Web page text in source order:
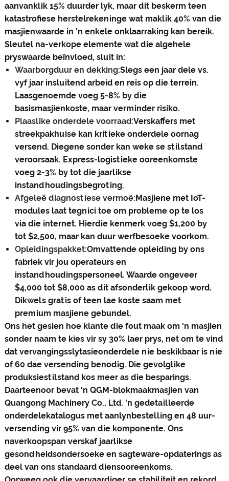
aanvanklik 15% duurder lyk, maar dit beskerm teen
katastrofiese herstelrekeninge wat maklik 40% van die
masjienwaarde in 'n enkele onklaarraking kan bereik.
Sleutel na-verkope elemente wat die algehele
pryswaarde beïnvloed, sluit in:
Waarborgduur en dekking:Slegs een jaar dele vs.
vyf jaar insluitend arbeid en reis op die terrein.
Laasgenoemde voeg 5-8% by die
basismasjienkoste, maar verminder risiko.
Plaaslike onderdele voorraad:Verskaffers met
streekpakhuise kan kritieke onderdele oornag
versend. Diegene sonder kan weke se stilstand
veroorsaak. Express-logistieke ooreenkomste
voeg 2-3% by tot die jaarlikse
instandhoudingsbegroting.
Afgeleë diagnostiese vermoë:Masjiene met IoT-
modules laat tegnici toe om probleme op te los
via die internet. Hierdie kenmerk voeg $1,200 by
tot $2,500, maar kan duur werfbesoeke voorkom.
Opleidingspakket:Omvattende opleiding by ons
fabriek vir jou operateurs en
instandhoudingspersoneel. Waarde ongeveer
$4,000 tot $8,000 as dit afsonderlik gekoop word.
Dikwels gratis of teen lae koste saam met
premium masjiene gebundel.
Ons het gesien hoe klante die fout maak om 'n masjien
sonder naam te kies vir sy 30% laer prys, net om te vind
dat vervangingsslytasieonderdele nie beskikbaar is nie
of 60 dae versending benodig. Die gevolglike
produksiestilstand kos meer as die besparings.
Daarteenoor bevat 'n QGM-blokmaakmasjien van
Quangong Machinery Co., Ltd. 'n gedetailleerde
onderdelekatalogus met aanlynbestelling en 48 uur-
versending vir 95% van die komponente. Ons
naverkoopspan verskaf jaarlikse
gesondheidsondersoeke en sagteware-opdaterings as
deel van ons standaard diensooreenkoms.